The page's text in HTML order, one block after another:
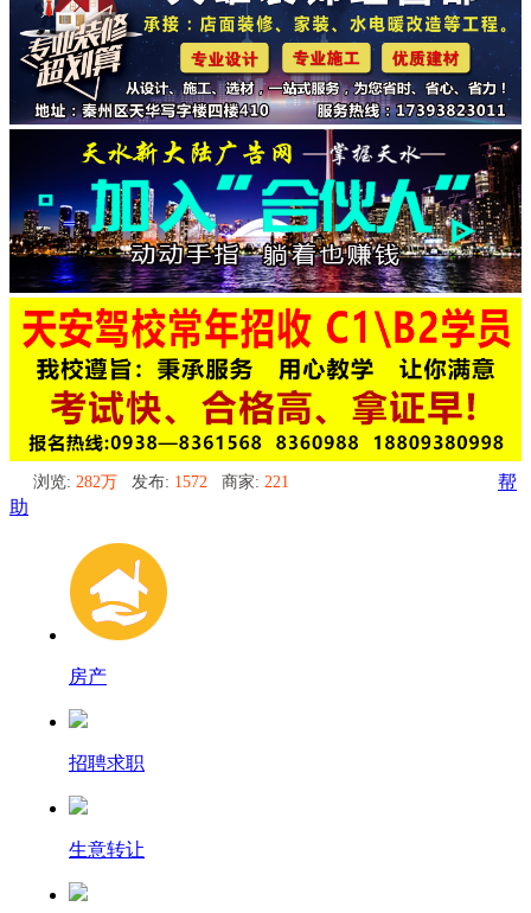
浏览: 282万 发布: 1572 商家: 221
帮
助
房产
招聘求职
生意转让